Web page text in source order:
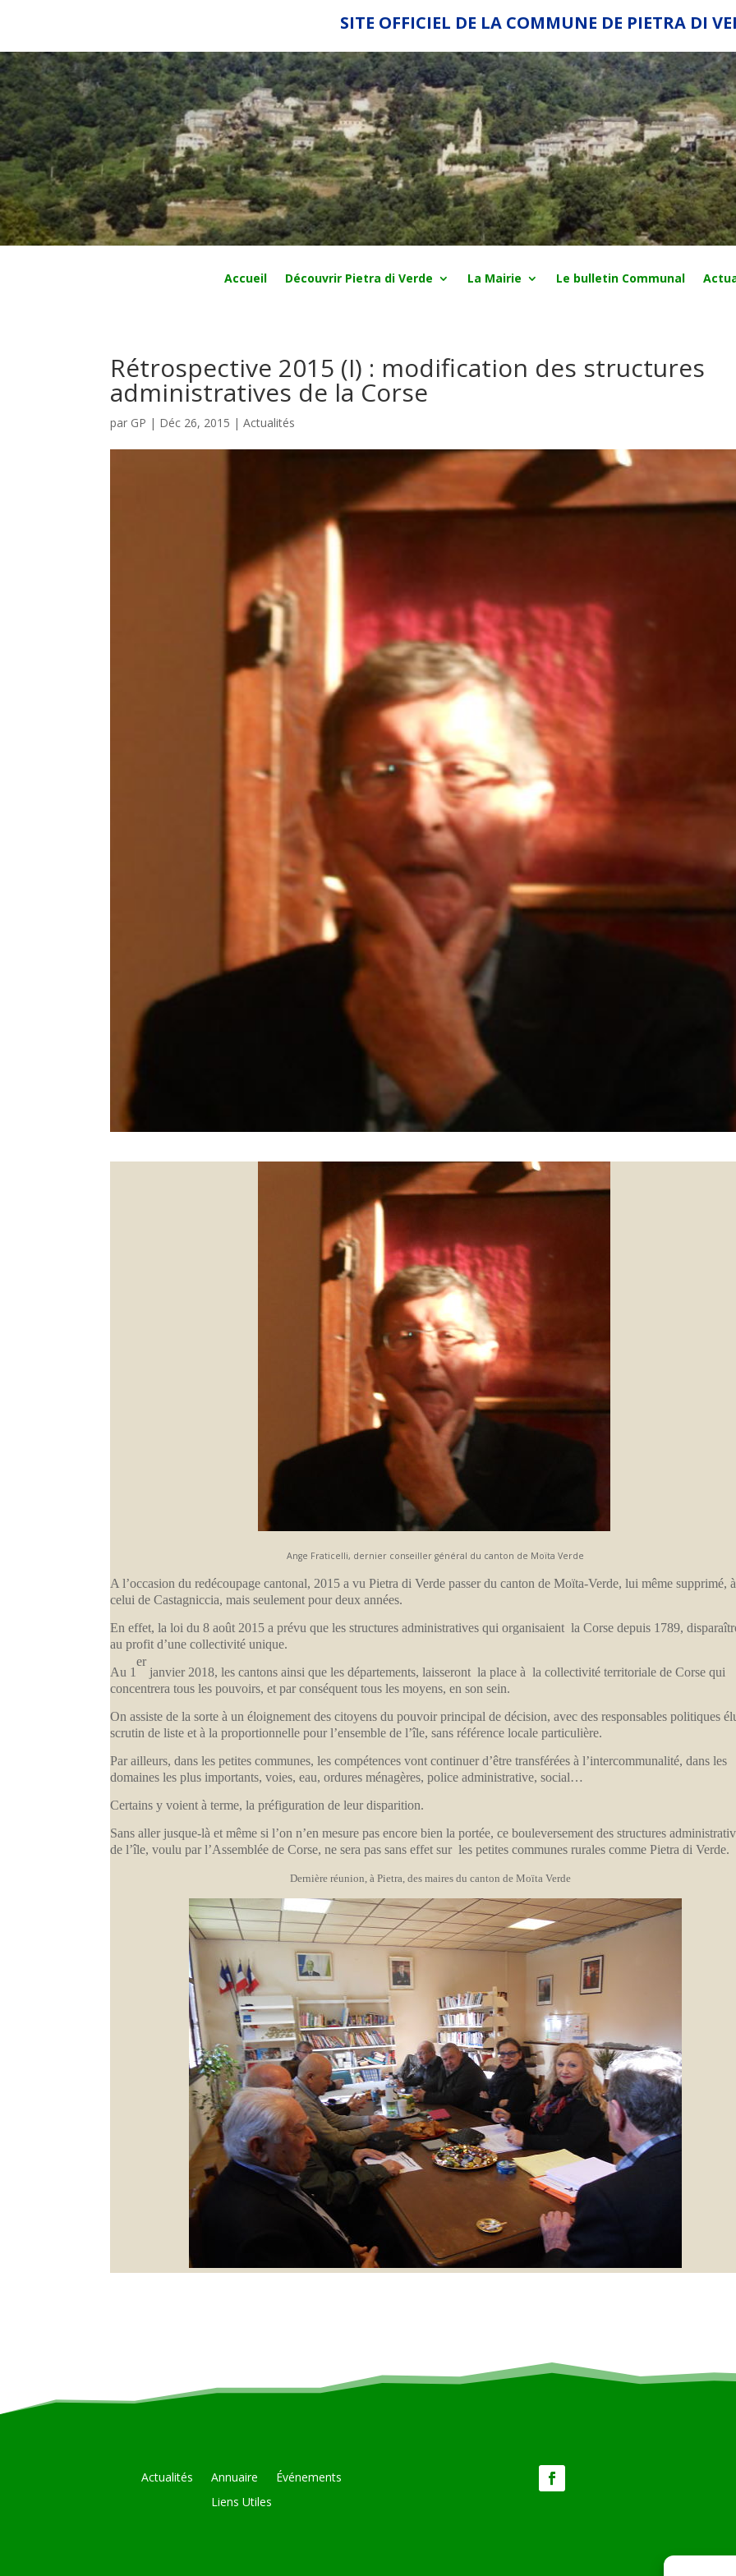
SITE OFFICIEL DE LA COMMUNE DE PIETRA DI
Accueil Découvrir Pietra di Verde La Mairie Le bulletin Communal
Rétrospective 2015 (I) : modification des structures
administratives de la Corse
par GP | Déc 26, 2015 |Actualités
Ange Fraticelli, dernier conseiller général du canton de Moïta Verde
A l’occasion du redécoupage cantonal, 2015 a vu Pietra di Verde passer du canton de Moïta-Verde, lui même supprimé, à
celui de Castagniccia, mais seulement pour deux années.
En effet, la loi du 8 août 2015 a prévu que les structures administratives qui organisaient la Corse depuis 1789,
au profit d’une collectivité unique.
Au 1
er
janvier 2018, les cantons ainsi que les départements, laisseront la place à la collectivité territoriale de Corse qui
concentrera tous les pouvoirs, et par conséquent tous les moyens, en son sein.
On assiste de la sorte à un éloignement des citoyens du pouvoir principal de décision, avec des responsables politiques
scrutin de liste et à la proportionnelle pour l’ensemble de l’île, sans référence locale particulière.
Par ailleurs, dans les petites communes, les compétences vont continuer d’être transférées à l’intercommunalité, dans les
domaines les plus importants, voies, eau, ordures ménagères, police administrative, social…
Certains y voient à terme, la préfiguration de leur disparition.
Sans aller jusque-là et même si l’on n’en mesure pas encore bien la portée, ce bouleversement des structures
de l’île, voulu par l’Assemblée de Corse, ne sera pas sans effet sur les petites communes rurales comme Pietra di Verde.
Dernière réunion, à Pietra, des maires du canton de Moïta Verde
Actualités Annuaire
Événements
Liens Utiles